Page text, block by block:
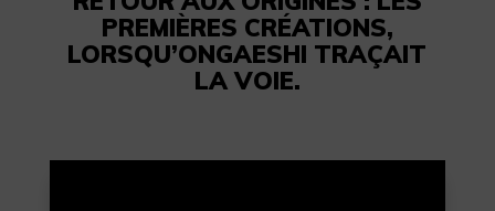
PREMIÈRES CRÉATIONS,
LORSQU’ONGAESHI TRAÇAIT
LA VOIE.